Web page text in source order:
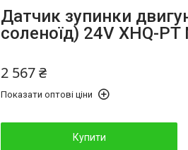
Датчик зупинки
соленоїд) 24V XHQ-PT
2 567 ₴
Показати оптові ціни
Купити